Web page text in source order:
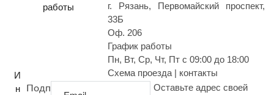
работы
г. Рязань, Первомайский проспект,
33Б
Оф. 206
График работы
Пн, Вт, Ср, Чт, Пт с 09:00 до 18:00
Схема проезда | контакты
И
н
Подп
Оставьте адрес своей